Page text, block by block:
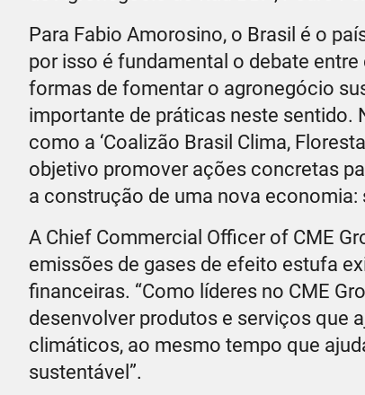
Para Fabio Amorosino, o Brasil é o
por isso é fundamental o debate
formas de fomentar o agronegócio
importante de práticas neste sentido.
como a ‘Coalizão Brasil Clima,
objetivo promover ações concretas
a construção de uma nova economia:
A Chief Commercial Officer of CME
emissões de gases de efeito estufa
financeiras. “Como líderes no CME
desenvolver produtos e serviços que
climáticos, ao mesmo tempo que
sustentável”.